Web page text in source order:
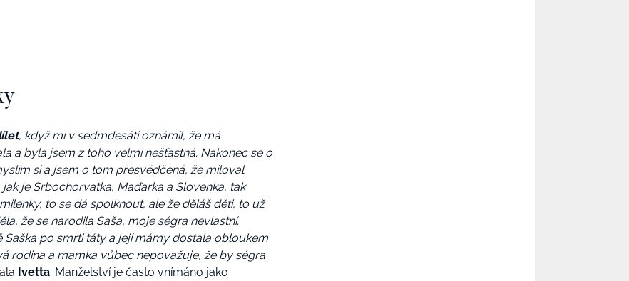
, když mi v sedmdesáti oznámil, že má
a byla jsem z toho velmi nešťastná. Nakonec se o
si a jsem o tom přesvědčená, že miloval
je Srbochorvatka, Maďarka a Slovenka, tak
to se dá spolknout, ale že děláš děti, to už
že se narodila Saša, moje ségra nevlastní.
Saška po smrti táty a její mámy dostala obloukem
rodina a mamka vůbec nepovažuje, že by ségra
Ivetta. Manželství je často vnímáno jako